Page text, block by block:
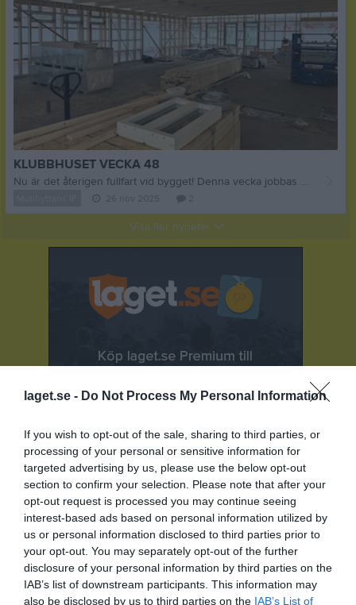
laget.se - Do Not Process My Personal Information
If you wish to opt-out of the sale, sharing to third parties, or
processing of your personal or sensitive information for
targeted advertising by us, please use the below opt-out
section to confirm your selection. Please note that after your
opt-out request is processed you may continue seeing
interest-based ads based on personal information utilized by
us or personal information disclosed to third parties prior to
your opt-out. You may separately opt-out of the further
disclosure of your personal information by third parties on the
IAB’s list of downstream participants. This information may
also be disclosed by us to third parties on the IAB’s List of
KLUBBHUSET VECKA 48
Nu är det återigen fullfart vid bygget! Denna vecka jobbas det med att sätta upp fönsterpartier, ventilation och kanske vi hinner påbörja jobbet med att sätta utvändig panel. På fredag förmiddag kommer Allmänna Arvsfondens kommunikationsbyrå för att fotografera och dokumentera projektet. Tack vare pålitliga entreprenörer och inte minst Hidingebro Bygghandel som levererat det mesta av materialet så löper projektet på enligt plan. Fler bilder... #Allmänna Arvsfonden #LekebergsSparbank
Visa fler nyheter
Senast uppladdade video